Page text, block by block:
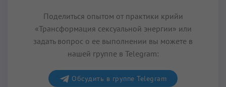
Поделиться опытом от практики крийи
«Трансформация сексуальной энергии» или
задать вопрос о ее выполнении вы можете в
нашей группе в Telegram:
Обсудить в группе Telegram